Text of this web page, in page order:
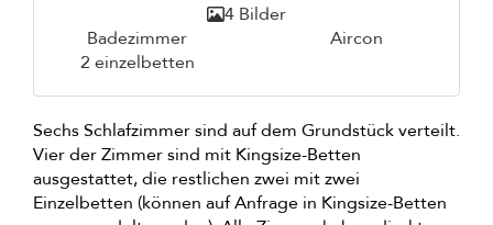
4 Bilder
Badezimmer
Aircon
2 einzelbetten
Sechs Schlafzimmer sind auf dem Grundstück verteilt.
Vier der Zimmer sind mit Kingsize-Betten
ausgestattet, die restlichen zwei mit zwei
Einzelbetten (können auf Anfrage in Kingsize-Betten